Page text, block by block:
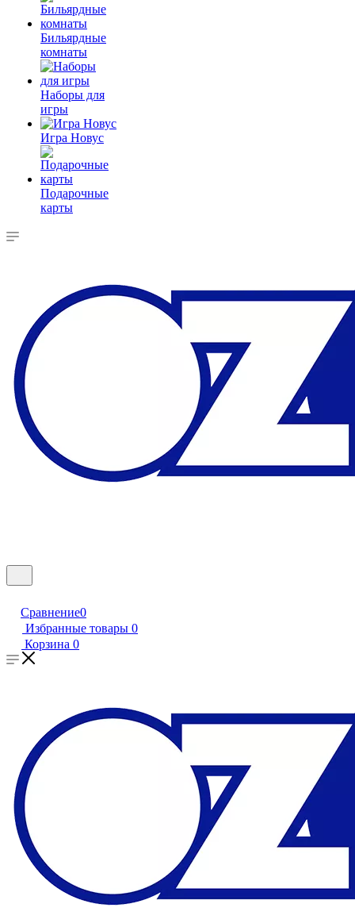
Бильярдные
комнаты
Наборы для
игры
Игра Новус
Подарочные
карты
Сравнение0
Избранные товары 0
Корзина 0